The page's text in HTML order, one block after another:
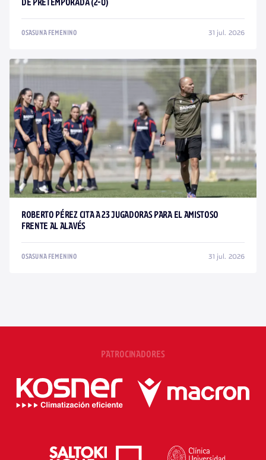
DE PRETEMPORADA (2-0)
OSASUNA FEMENINO 31 jul. 2026
ROBERTO PÉREZ CITA A 23 JUGADORAS PARA EL AMISTOSO
FRENTE AL ALAVÉS
OSASUNA FEMENINO 31 jul. 2026
PATROCINADORES